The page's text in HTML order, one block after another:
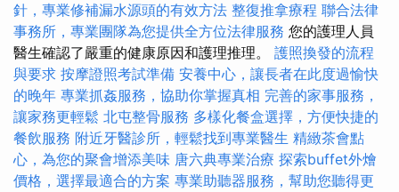
針，專業修補漏水源頭的有效方法 整復推拿療程 聯合法律
事務所，專業團隊為您提供全方位法律服務 您的護理人員
醫生確認了嚴重的健康原因和護理推理。 護照換發的流程
與要求 按摩證照考試準備 安養中心，讓長者在此度過愉快
的晚年 專業抓姦服務，協助你掌握真相 完善的家事服務，
讓家務更輕鬆 北屯整骨服務 多樣化餐盒選擇，方便快捷的
餐飲服務 附近牙醫診所，輕鬆找到專業醫生 精緻茶會點
心，為您的聚會增添美味 唐六典專業治療 探索buffet外燴
價格，選擇最適合的方案 專業助聽器服務，幫助您聽得更